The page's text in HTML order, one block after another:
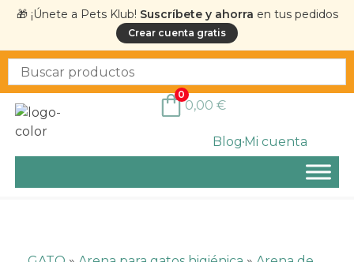
🎁 ¡Únete a Pets Klub! Suscríbete y ahorra en tus pedidos
Crear cuenta gratis
BlogMi cuenta
0
0,00 €